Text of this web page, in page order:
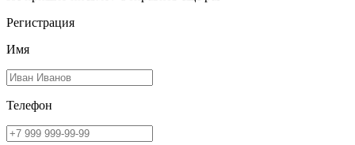
Регистрация
Имя
Телефон